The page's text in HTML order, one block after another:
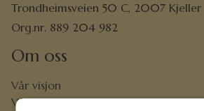
Trondheimsveien 50 C, 2007 Kjeller
Org.nr. 889 204 982
Om oss
Vår visjon
Vår historie